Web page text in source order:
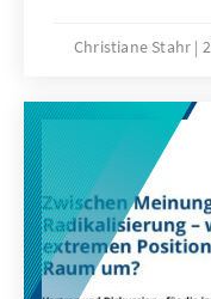
Jubiläumsjahr
Stuttgart, gelang
differenzierten
Konrad
seiner Familie
– und zugleich
zu rücken, ohne
verstehen ist.
Christiane Stahr